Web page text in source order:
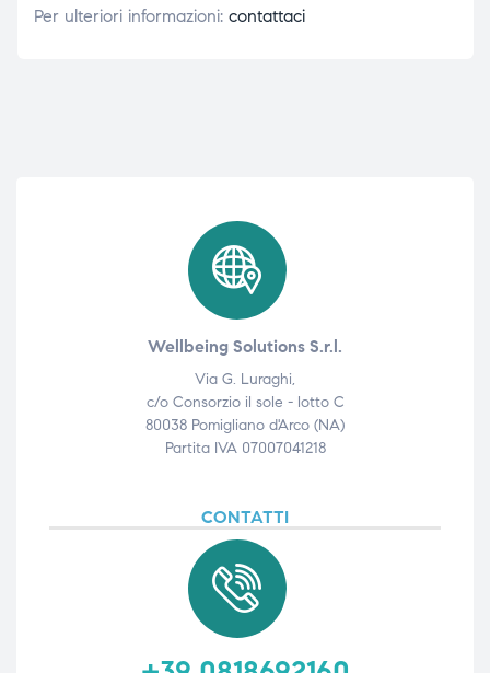
Per ulteriori informazioni: contattaci
Wellbeing Solutions S.r.l.
Via G. Luraghi,
c/o Consorzio il sole - lotto C
80038 Pomigliano d'Arco (NA)
Partita IVA 07007041218
CONTATTI